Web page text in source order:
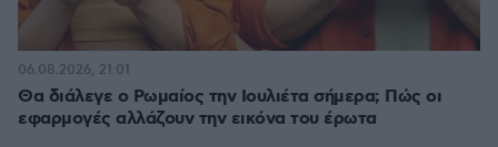
Θα διάλεγε ο Ρωμαίος την Ιουλιέτα σήμερα; Πώς οι
εφαρμογές αλλάζουν την εικόνα του έρωτα
06.08.2026, 21:01